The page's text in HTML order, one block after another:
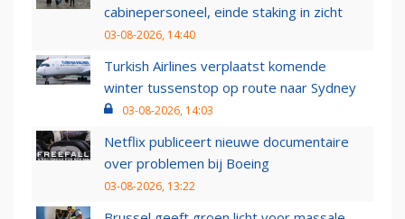
cabinepersoneel, einde staking in zicht
03-08-2026, 14:40
Turkish Airlines verplaatst komende
winter tussenstop op route naar Sydney
03-08-2026, 14:03
Netflix publiceert nieuwe documentaire
over problemen bij Boeing
03-08-2026, 13:22